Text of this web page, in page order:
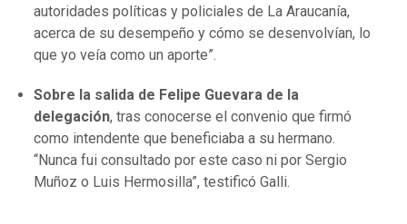
autoridades políticas y policiales de La Araucanía,
acerca de su desempeño y cómo se desenvolvían, lo
que yo veía como un aporte”.
Sobre la salida de Felipe Guevara de la
delegación, tras conocerse el convenio que firmó
como intendente que beneficiaba a su hermano.
“Nunca fui consultado por este caso ni por Sergio
Muñoz o Luis Hermosilla”, testificó Galli.